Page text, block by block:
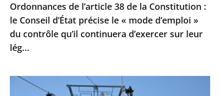
le
«
mode
d’emploi
du
contrôle
Ordonnances de l’article 38 de la Constitution :
le Conseil d’État précise le « mode d’emploi »
du contrôle qu’il continuera d’exercer sur leur
lég...
Sports